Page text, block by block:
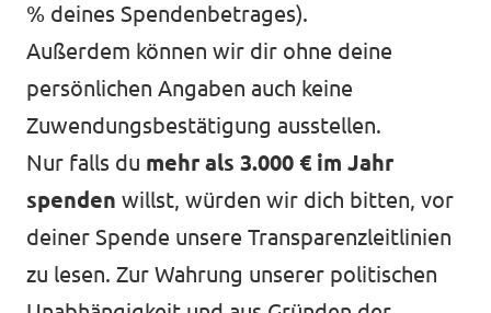
% deines Spendenbetrages).
Außerdem können wir dir ohne deine
persönlichen Angaben auch keine
Zuwendungsbestätigung ausstellen.
Nur falls du mehr als 3.000 € im Jahr
spenden willst, würden wir dich bitten, vor
deiner Spende unsere Transparenzleitlinien
zu lesen. Zur Wahrung unserer politischen